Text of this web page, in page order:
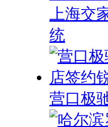
上海交
统
营口极